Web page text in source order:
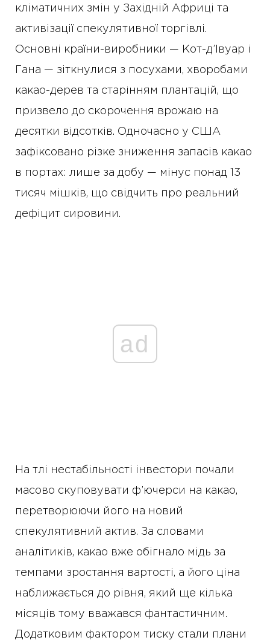
кліматичних змін у Західній Африці та
активізації спекулятивної торгівлі.
Основні країни-виробники — Кот-д’Івуар і
Гана — зіткнулися з посухами, хворобами
какао-дерев та старінням плантацій, що
призвело до скорочення врожаю на
десятки відсотків. Одночасно у США
зафіксовано різке зниження запасів какао
в портах: лише за добу — мінус понад 13
тисяч мішків, що свідчить про реальний
дефіцит сировини.
ad
На тлі нестабільності інвестори почали
масово скуповувати ф’ючерси на какао,
перетворюючи його на новий
спекулятивний актив. За словами
аналітиків, какао вже обігнало мідь за
темпами зростання вартості, а його ціна
наближається до рівня, який ще кілька
місяців тому вважався фантастичним.
Додатковим фактором тиску стали плани